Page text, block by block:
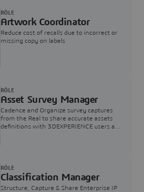
Artwork Coordinator
Reduce cost of recalls due to incorrect or
missing copy on labels
RÔLE
Asset Survey Manager
Cadence and Organize survey captures
from the Real to share accurate assets
definitions with 3DEXPERIENCE users any
RÔLE
Classification Manager
Structure, Capture & Share Enterprise IP
RÔLE